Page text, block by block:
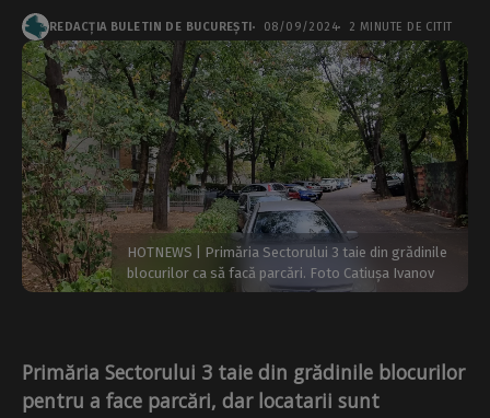
REDACȚIA BULETIN DE BUCUREȘTI 08/09/2024 2 MINUTE DE CITIT
HOTNEWS | Primăria Sectorului 3 taie din grădinile
blocurilor ca să facă parcări. Foto Catiușa Ivanov
Primăria Sectorului 3 taie din grădinile blocurilor
pentru a face parcări, dar locatarii sunt